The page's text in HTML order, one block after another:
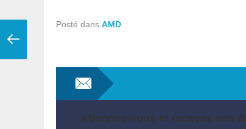
Posté dans AMD
Abonnez-vous et recevez nos